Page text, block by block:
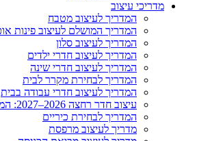
מדריכי עיצוב
המדריך לעיצוב מטבח
המדריך המושלם לעיצוב פינות
המדריך לעיצוב סלון
המדריך לעיצוב חדרי ילדים
המדריך לעיצוב חדרי שינה
המדריך לבחירת מקרר לבית
המדריך לעיצוב חדרי עבודה בבית
עיצוב חדר רחצה 2026–2027: המדריך המלא לתכנון נכון
המדריך לבחירת כיריים
מדריך לעיצוב מרפסת